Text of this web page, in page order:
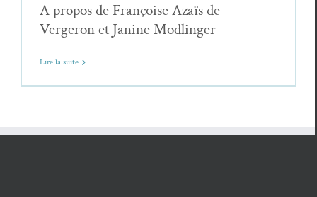
A propos de Françoise Azaïs de
Vergeron et Janine Modlinger
Lire la suite